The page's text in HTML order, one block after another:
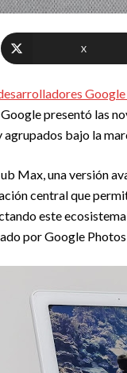
X
presentó las
bajo la
Max, una versión
central que
este
por Google Photos